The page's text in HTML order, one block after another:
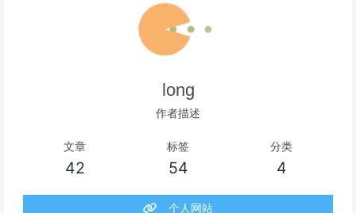
long
作者描述
文章
42
标签
54
分类
4
个人网站